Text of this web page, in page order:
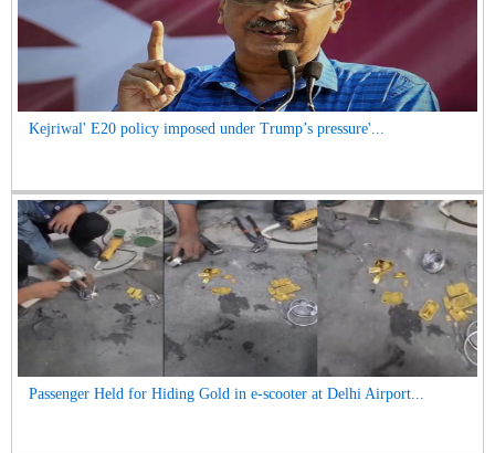
Kejriwal' E20 policy imposed under Trump’s pressure'...
Passenger Held for Hiding Gold in e-scooter at Delhi Airport...